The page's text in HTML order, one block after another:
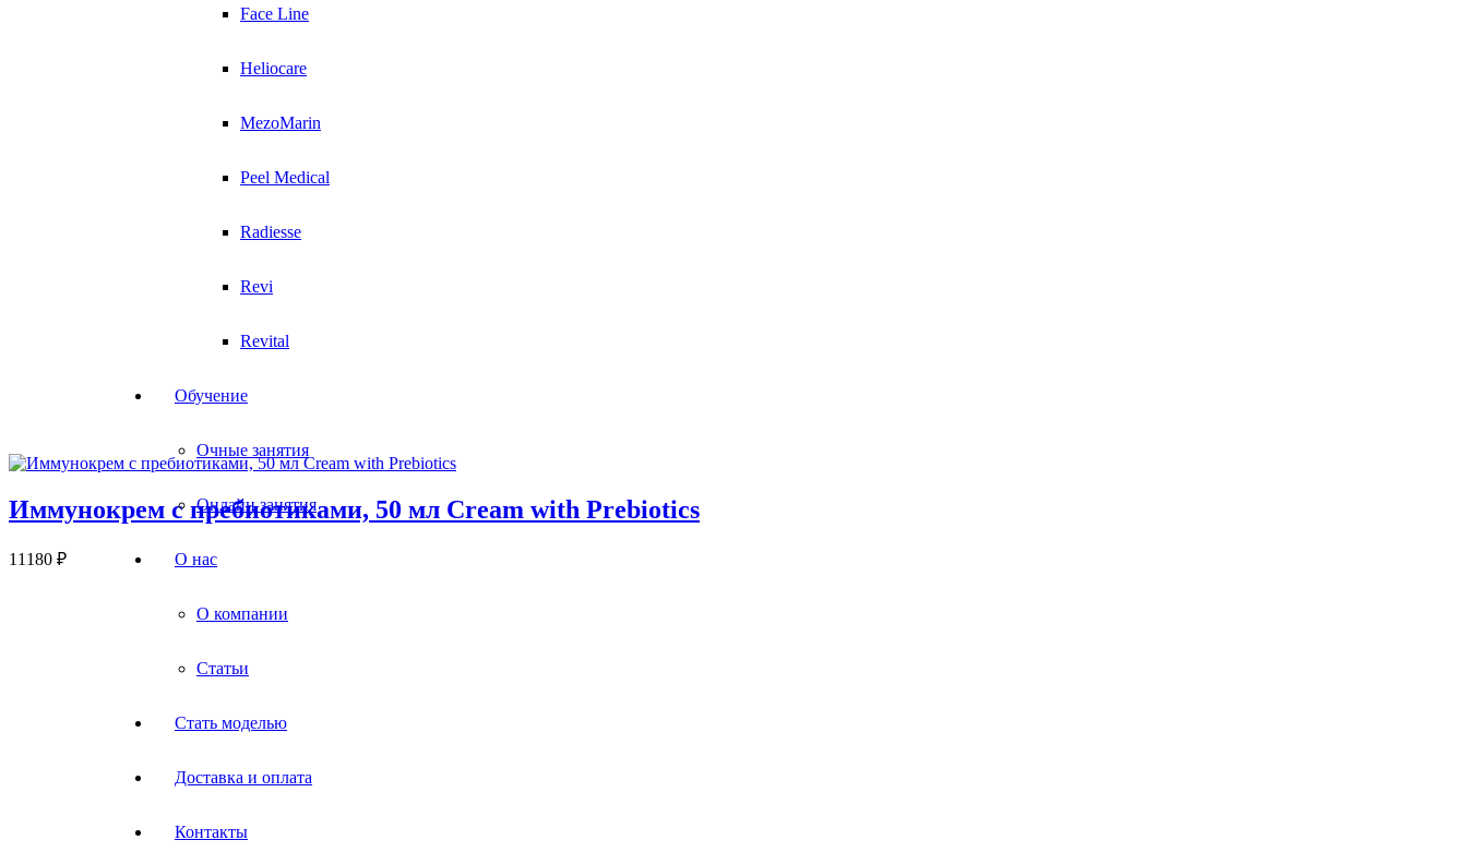
Face Line
Heliocare
MezoMarin
Peel Medical
Radiesse
Revi
Revital
Обучение
Очные занятия
Онлайн занятия
О нас
О компании
Статьи
Стать моделью
Доставка и оплата
Контакты
Иммунокрем с пребиотиками, 50 мл Cream with Prebiotics
11180 ₽